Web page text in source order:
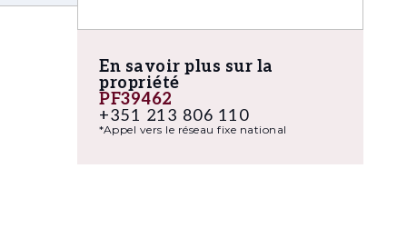
En savoir plus sur la
propriété
PF39462
+351 213 806 110
*Appel vers le réseau fixe national